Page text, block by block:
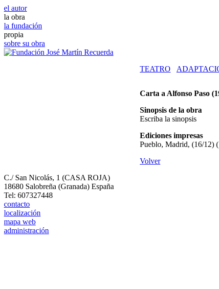
el autor
la obra
la fundación
propia
sobre su obra
TEATRO
Carta a Alfonso Paso
Sinopsis de la obra
Escriba la sinopsis
Ediciones impresas
Pueblo, Madrid, (16/12)
Volver
C./ San Nicolás, 1 (CASA ROJA)
18680 Salobreña (Granada) España
Tel: 607327448
contacto
localización
mapa web
administración